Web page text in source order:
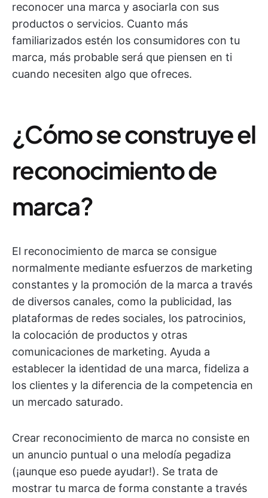
reconocer una marca y asociarla con sus
productos o servicios. Cuanto más
familiarizados estén los consumidores con tu
marca, más probable será que piensen en ti
cuando necesiten algo que ofreces.
¿Cómo se construye el
reconocimiento de
marca?
El reconocimiento de marca se consigue
normalmente mediante esfuerzos de marketing
constantes y la promoción de la marca a través
de diversos canales, como la publicidad, las
plataformas de redes sociales, los patrocinios,
la colocación de productos y otras
comunicaciones de marketing. Ayuda a
establecer la identidad de una marca, fideliza a
los clientes y la diferencia de la competencia en
un mercado saturado.
Crear reconocimiento de marca no consiste en
un anuncio puntual o una melodía pegadiza
(¡aunque eso puede ayudar!). Se trata de
mostrar tu marca de forma constante a través